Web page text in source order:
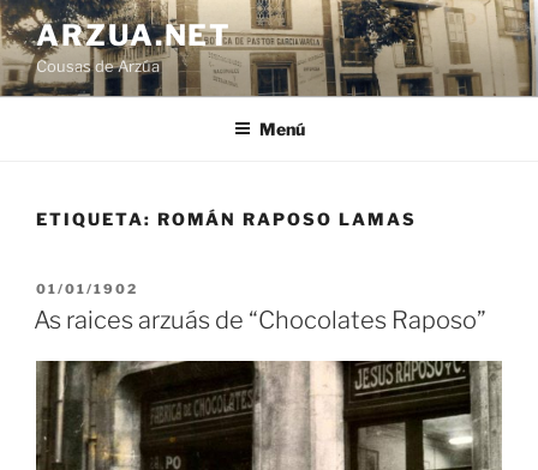
Ir
o
contido
ARZUA.NET
Cousas de Arzúa
Menú
ETIQUETA: ROMÁN RAPOSO LAMAS
PUBLICADO
EN
01/01/1902
As raices arzuás de “Chocolates Raposo”